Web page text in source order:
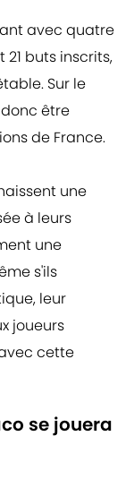
avec quatre
buts inscrits,
Sur le
être
de France.
une
à leurs
une
s'ils
leur
joueurs
cette
se jouera